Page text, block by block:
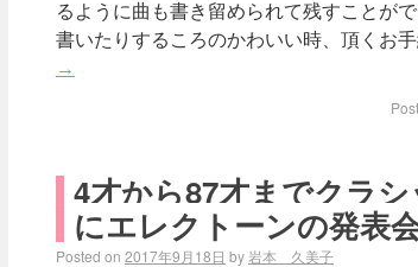
るように曲も書き留められて残すことが
書いたりするころのかわいい時、頂くお
→
4才から87才までクラ
にエレクトーンの発表
Posted on 2017年9月18日 by 岩本 久美子